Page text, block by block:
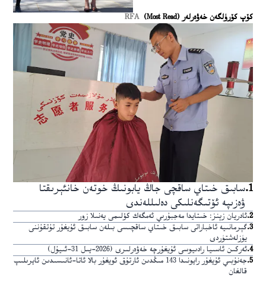
كۆپ كۆرۈلگەن خەۋەرلەر (Most Read) RFA
1
.سابىق خىتاي ساقچى جاڭ يابونىڭ خوتەن خانئېرىقتا
ۋەزىپە ئۆتىگەنلىكى دەلىللەندى
2
.ئادريان زېنز: خىتايدا مەجبۇرىي ئەمگەك كۆلىمى يەنىلا زور
3
.گېرمانىيە ئاخباراتى سابىق خىتاي ساقچىسى بىلەن سابىق ئۇيغۇر تۇتقۇننى
يۈزلەشتۈردى
4
.ئەركىن ئاسىيا رادىيوسى ئۇيغۇرچە خەۋەرلىرى (2026-يىل 31-ئىيۇل)
5
.
جەنۇبىي ئۇيغۇر رايونىدا 143 مىڭدىن ئارتۇق ئويغۇر بالا ئاتا-ئانىسىدىن ئايرىلىپ
قالغان